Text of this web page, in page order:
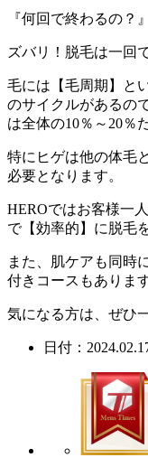
『何回で終わるの？
ズバリ！脱毛は一回
毛には【毛周期】と
のサイクルがあるの
は全体の10％～20％
特にヒゲは他の体毛
必要となります。
HEROではお客様一
で【効率的】に脱毛
また、肌ケアも同時
付きコースもあります
気になる方は、ぜひ
日付：